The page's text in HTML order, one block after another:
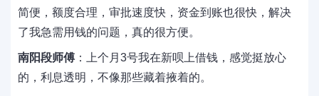
简便，额度合理，审批速度快，资金到账也很快，解决
了我急需用钱的问题，真的很方便。
南阳段师傅 ：上个月3号我在新呗上借钱，感觉挺放心
的，利息透明，不像那些藏着掖着的。